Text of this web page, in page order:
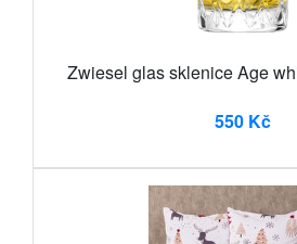
Zwiesel glas sklenice Age
550 Kč